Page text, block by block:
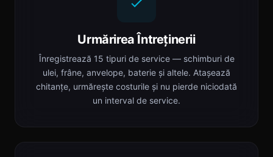
Urmărirea Întreținerii
Înregistrează 15 tipuri de service — schimburi de
ulei, frâne, anvelope, baterie și altele. Atașează
chitanțe, urmărește costurile și nu pierde niciodată
un interval de service.